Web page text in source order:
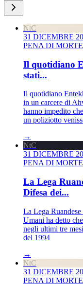
NtC
31 DICEMBRE
PENA DI MORTE
Il quotidiano
stati...
Il quotidiano
in un carcere di
hanno impedito
un poliziotto
→
NtC
31 DICEMBRE
PENA DI MORTE
La Lega
Difesa dei...
La Lega
Umani ha detto
negli ultimi tre
del 1994
→
NtC
31 DICEMBRE
PENA DI MORTE